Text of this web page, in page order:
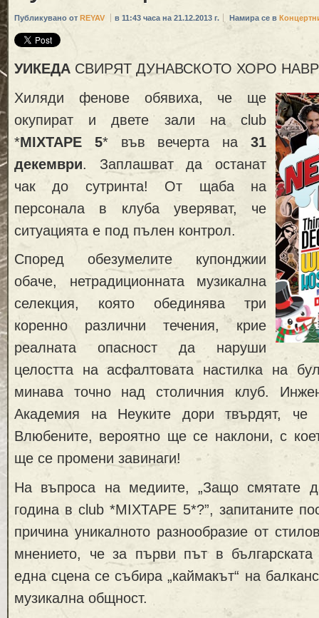
Публикувано от REYAV в 11:43 часа на 21.12.2013 г. Намира се в
УИКЕДА СВИРЯТ ДУНАВСКОТО ХОРО
Хиляди фенове обявиха, че ще
окупират и двете зали на club
*MIXTAPE 5* във вечерта на31
декември. Заплашват да останат
чак до сутринта! От щаба на
персонала в клуба уверяват, че
ситуацията е под пълен контрол.
Според обезумелите купонджии
обаче, нетрадиционната музикална
селекция, която обединява три
коренно различни течения, крие
реалната опасност да наруши
целостта на асфалтовата настилка на
минава точно над столичния клуб.
Академия на Неуките дори твърдят, че
Влюбените, вероятно ще се наклони, с
ще се промени завинаги!
На въпросa на медиите, „Защо смятате
година в club *MIXTAPE 5*?”, запитаните
причина уникалното разнообразие от
мнението, че за първи път в българската
една сцена се събира „каймакът“ на
музикална общност.